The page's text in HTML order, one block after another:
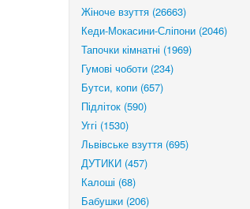
Жіноче взуття (26663)
Кеди-Мокасини-Сліпони (2046)
Тапочки кімнатні (1969)
Гумові чоботи (234)
Бутси, копи (657)
Підліток (590)
Уггі (1530)
Львівське взуття (695)
ДУТИКИ (457)
Калоші (68)
Бабушки (206)